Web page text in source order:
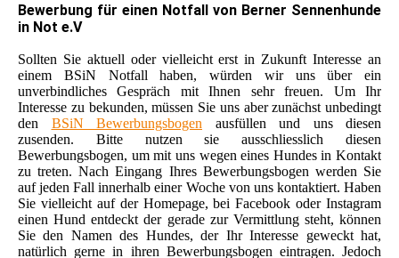
Bewerbung für einen Notfall von Berner Sennenhunde
in Not e.V
Sollten Sie aktuell oder vielleicht erst in Zukunft Interesse an
einem BSiN Notfall haben, würden wir uns über ein
unverbindliches Gespräch mit Ihnen sehr freuen. Um Ihr
Interesse zu bekunden, müssen Sie uns aber zunächst unbedingt
den BSiN Bewerbungsbogen ausfüllen und uns diesen
zusenden. Bitte nutzen sie ausschliesslich diesen
Bewerbungsbogen, um mit uns wegen eines Hundes in Kontakt
zu treten. Nach Eingang Ihres Bewerbungsbogen werden Sie
auf jeden Fall innerhalb einer Woche von uns kontaktiert. Haben
Sie vielleicht auf der Homepage, bei Facebook oder Instagram
einen Hund entdeckt der gerade zur Vermittlung steht, können
Sie den Namen des Hundes, der Ihr Interesse geweckt hat,
natürlich gerne in ihren Bewerbungsbogen eintragen. Jedoch